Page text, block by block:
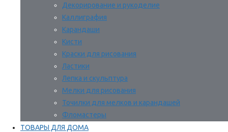
Декорирование и рукоделие
Каллиграфия
Карандаши
Кисти
Краски для рисования
Ластики
Лепка и скульптура
Мелки для рисования
Точилки для мелков и карандашей
Фломастеры
ТОВАРЫ ДЛЯ ДОМА